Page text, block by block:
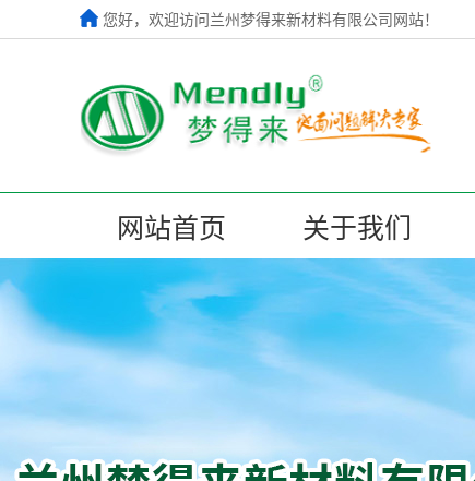
您好，欢迎访问兰州梦得来新材料有限公司网站！
网站首页 关于我们